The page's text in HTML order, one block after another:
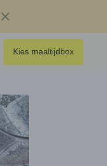
Kies maaltijdbox